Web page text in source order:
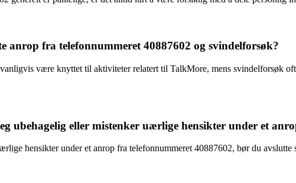
anrop fra telefonnummeret 40887602 og svindelforsøk?
være knyttet til aktiviteter relatert til TalkMore, mens svindelforsøk
ubehagelig eller mistenker uærlige hensikter under et
hensikter under et anrop fra telefonnummeret 40887602, bør du